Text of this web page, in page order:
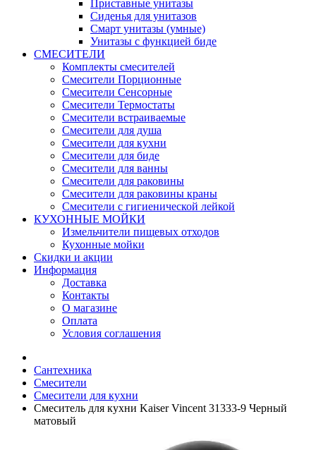
Приставные унитазы
Сиденья для унитазов
Смарт унитазы (умные)
Унитазы с функцией биде
СМЕСИТЕЛИ
Комплекты смесителей
Смесители Порционные
Смесители Сенсорные
Смесители Термостаты
Смесители встраиваемые
Смесители для душа
Смесители для кухни
Смесители для биде
Смесители для ванны
Смесители для раковины
Смесители для раковины краны
Смесители с гигиенической лейкой
КУХОННЫЕ МОЙКИ
Измельчители пищевых отходов
Кухонные мойки
Скидки и акции
Информация
Доставка
Контакты
О магазине
Оплата
Условия соглашения
Сантехника
Смесители
Смесители для кухни
Смеситель для кухни Kaiser Vincent 31333-9 Черный
матовый